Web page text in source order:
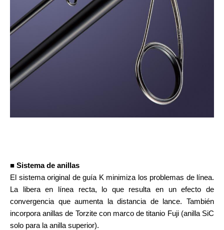
■ Sistema de anillas
El sistema original de guía K minimiza los problemas de línea.
La libera en línea recta, lo que resulta en un efecto de
convergencia que aumenta la distancia de lance. También
incorpora anillas de Torzite con marco de titanio Fuji (anilla SiC
solo para la anilla superior).